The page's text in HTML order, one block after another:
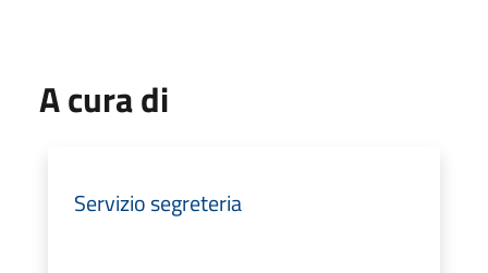
A cura di
Servizio segreteria